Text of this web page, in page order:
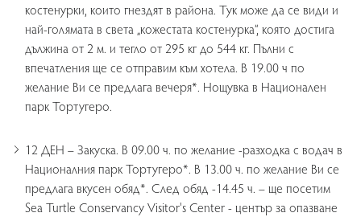
костенурки, които гнездят в района. Тук може да се види и
най-голямата в света „кожестата костенурка“, която достига
дължина от 2 м. и тегло от 295 кг до 544 кг. Пълни с
впечатления ще се отправим към хотела. В 19.00 ч по
желание Ви се предлага вечеря*. Нощувка в Национален
парк Тортугеро.
12 ДЕН – Закуска. В 09.00 ч. по желание -разходка с водач в
Националния парк Тортугеро*. В 13.00 ч. по желание Ви се
предлага вкусен обяд*. След обяд -14.45 ч. – ще посетим
Sea Turtle Conservancy Visitor's Center - център за опазване